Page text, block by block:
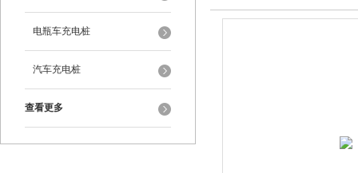
电瓶车充电桩
汽车充电桩
查看更多